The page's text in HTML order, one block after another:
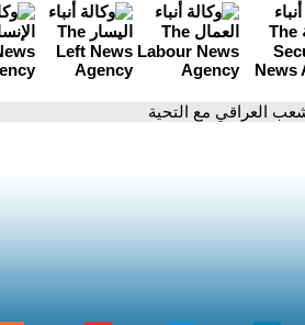
العراقي مع التحية